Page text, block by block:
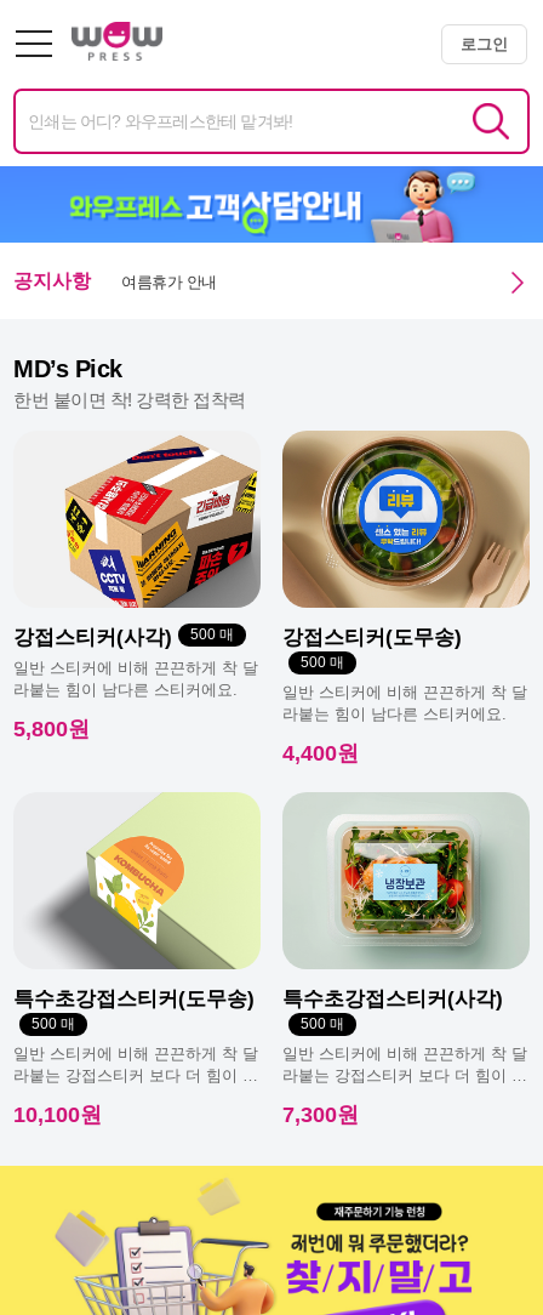
로그인
공지사항
미니배너 용지 변경 및 단가 인상 안내
엑스트라 매쉬멜로우 350g 주문 정상화 안내
광복절 휴무안내
MD’s Pick
한번 붙이면 착! 강력한 접착력
강접스티커(사각) 500 매
일반 스티커에 비해 끈끈하게 착 달
라붙는 힘이 남다른 스티커에요.
5,800원
강접스티커(도무송)
500 매
일반 스티커에 비해 끈끈하게 착 달
라붙는 힘이 남다른 스티커에요.
4,400원
특수초강접스티커(도무송)
500 매
일반 스티커에 비해 끈끈하게 착 달
라붙는 강접스티커 보다 더 힘이 남
10,100원
특수초강접스티커(사각)
500 매
일반 스티커에 비해 끈끈하게 착 달
라붙는 강접스티커 보다 더 힘이 남
7,300원